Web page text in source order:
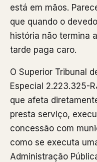
está em mãos.
que quando o
história não termina
tarde paga caro.
O Superior Tribunal
Especial 2.223.325-
que afeta
presta serviço,
concessão com
como se executa
Administração